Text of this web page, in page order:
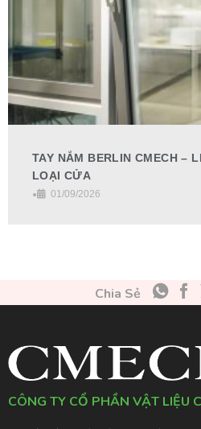
TAY NẮM BERLIN CMECH –
LOẠI CỬA
•
01/09/2026
Chia Sẻ
CÔNG TY CỔ PHẦN VẬT LIỆU